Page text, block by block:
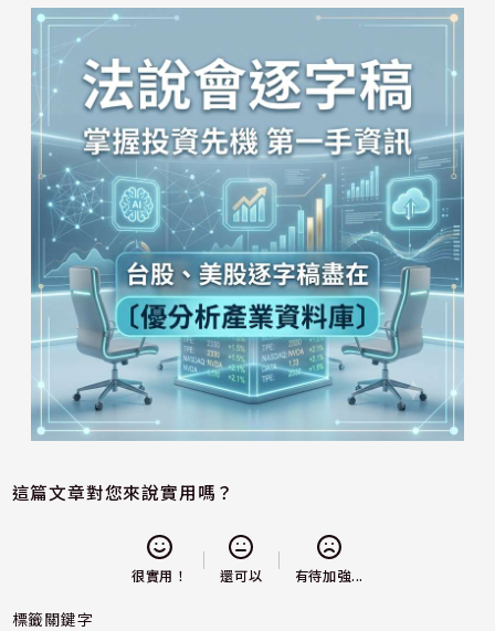
這篇文章對您來說實用嗎？
很實用！ 還可以 有待加強...
標籤關鍵字